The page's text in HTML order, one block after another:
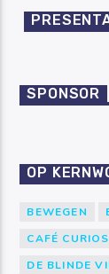
SPONSOR
OP
BEWEGEN
CAFÉ
DE BLINDE